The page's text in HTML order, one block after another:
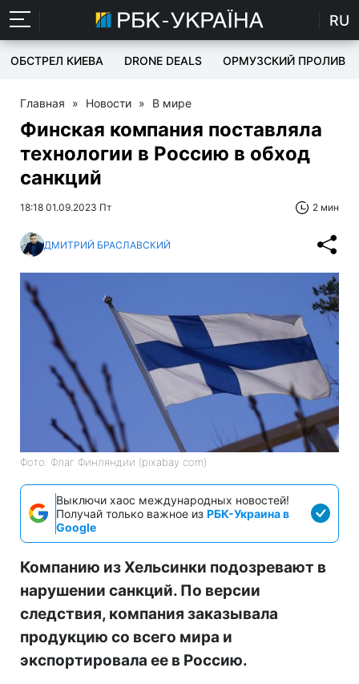
RU
ОБСТРЕЛ КИЕВА DRONE DEALS ОРМУЗСКИЙ ПРОЛИВ
Главная » Новости » В мире
Финская компания поставляла
технологии в Россию в обход
санкций
18:18 01.09.2023 Пт 2 мин
ДМИТРИЙ БРАСЛАВСКИЙ
Фото: Флаг Финляндии (pixabay com)
Выключи хаос международных новостей!
Получай только важное из РБК-Украина в
Google
Компанию из Хельсинки подозревают в
нарушении санкций. По версии
следствия, компания заказывала
продукцию со всего мира и
экспортировала ее в Россию.